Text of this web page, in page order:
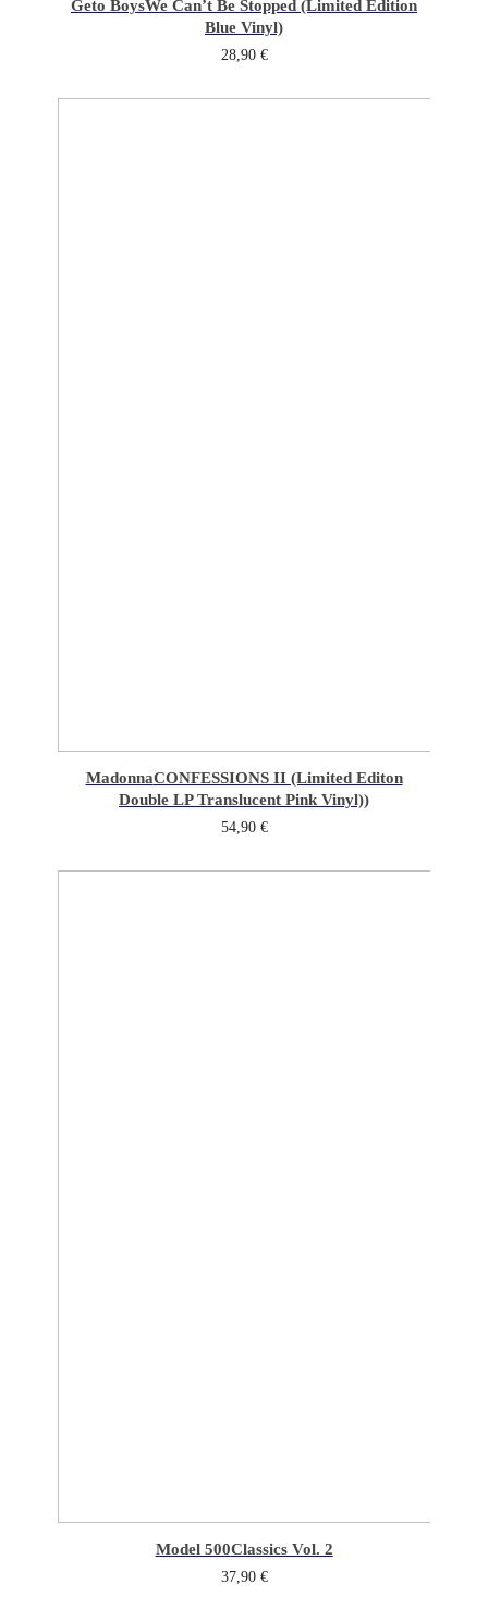
Geto BoysWe Can’t Be Stopped (Limited Edition
Blue Vinyl)
28,90 €
MadonnaCONFESSIONS II (Limited Editon
Double LP Translucent Pink Vinyl))
54,90 €
Model 500Classics Vol. 2
37,90 €